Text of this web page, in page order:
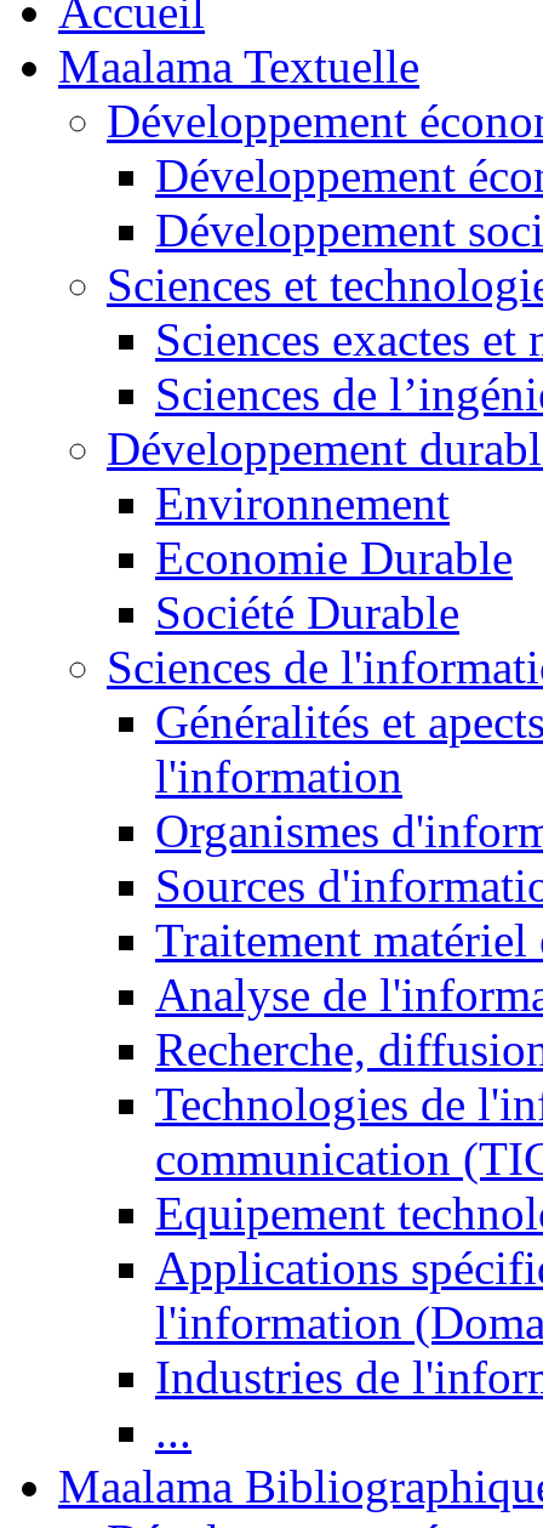
Accueil
Maalama Textuelle
Développement
Développement
Développement
Sciences et
Sciences exactes et
Sciences de
Développement
Environnement
Economie Durable
Société Durable
Sciences de
Généralités et
l'information
Organismes
Sources
Traitement matériel
Analyse de
Recherche,
Technologies de
communication
Equipement
Applications
l'information
Industries de
...
Maalama